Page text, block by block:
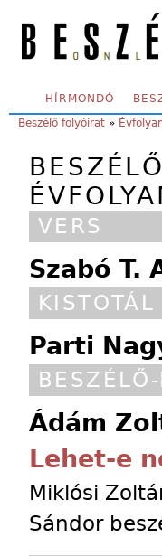
SECONDARY MENU
HÍRMONDÓ
YOU ARE HERE:
Beszélő folyóirat »
VERS
Szabó T.
KISTOTÁL
Parti
Ádám
Lehet-e
Miklósi
Sándor